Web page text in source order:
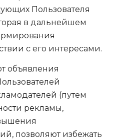
Пользователя
в дальнейшем
с его интересами.
объявления
(путем
рекламы,
позволяют избежать